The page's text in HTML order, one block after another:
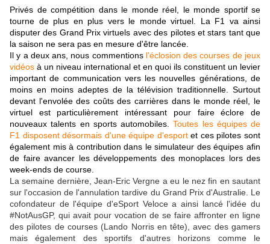
Privés de compétition dans le monde réel, le monde sportif se
tourne de plus en plus vers le monde virtuel. La F1 va ainsi
disputer des Grand Prix virtuels avec des pilotes et stars tant que
la saison ne sera pas en mesure d'être lancée.
Il y a deux ans, nous commentions l'éclosion des courses de jeux
vidéos à un niveau international et en quoi ils constituent un levier
important de communication vers les nouvelles générations, de
moins en moins adeptes de la télévision traditionnelle. Surtout
devant l'envolée des coûts des carrières dans le monde réel, le
virtuel est particulièrement intéressant pour faire éclore de
nouveaux talents en sports automobiles.Toutes les équipes de
F1 disposent désormais d'une équipe d'esportet ces pilotes sont
également mis à contribution dans le simulateur des équipes afin
de faire avancer les développements des monoplaces lors des
week-ends de course.
La semaine dernière, Jean-Eric Vergne a eu le nez fin en sautant
sur l'occasion de l'annulation tardive du Grand Prix d'Australie. Le
cofondateur de l'équipe d'eSport Veloce a ainsi lancé l'idée du
#NotAusGP, qui avait pour vocation de se faire affronter en ligne
des pilotes de courses (Lando Norris en tête), avec des gamers
mais également des sportifs d'autres horizons comme le